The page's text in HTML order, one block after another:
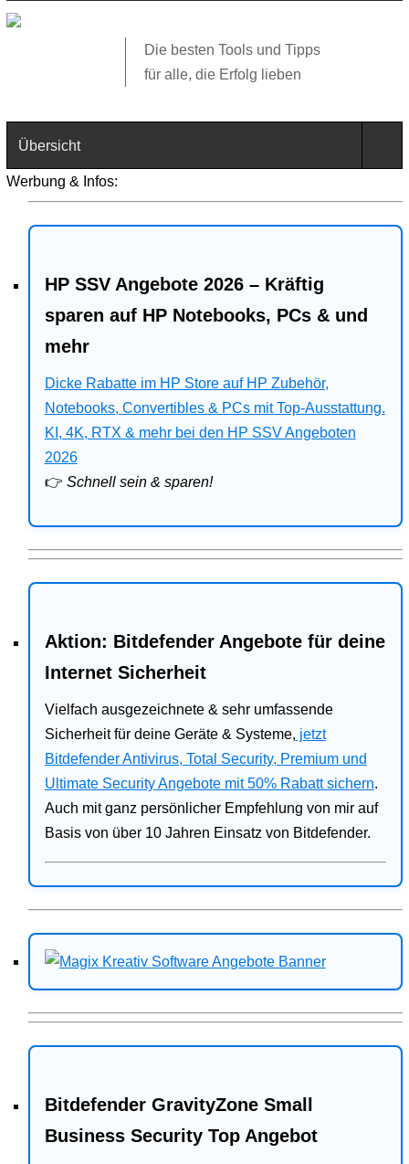
Die besten Tools und Tipps
für alle, die Erfolg lieben
Übersicht
Technik
Web
Business
Angebote
Bitdefender
Ratgeber
Werbung & Infos:
HP SSV Angebote 2026 – Kräftig
sparen auf HP Notebooks, PCs & und
mehr
Dicke Rabatte im HP Store auf HP Zubehör,
Notebooks, Convertibles & PCs mit Top-Ausstattung.
KI, 4K, RTX & mehr bei den HP SSV Angeboten
2026
👉 Schnell sein & sparen!
Aktion: Bitdefender Angebote für deine
Internet Sicherheit
Vielfach ausgezeichnete & sehr umfassende
Sicherheit für deine Geräte & Systeme, jetzt
Bitdefender Antivirus, Total Security, Premium und
Ultimate Security Angebote mit 50% Rabatt sichern.
Auch mit ganz persönlicher Empfehlung von mir auf
Basis von über 10 Jahren Einsatz von Bitdefender.
Bitdefender GravityZone Small
Business Security Top Angebot